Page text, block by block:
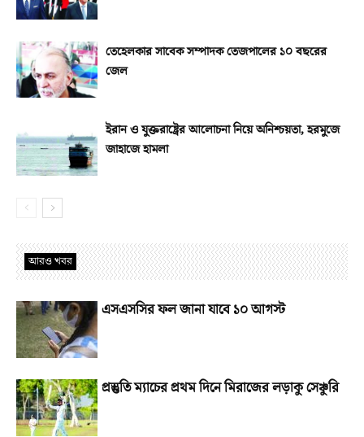
তেহেলকার সাবেক সম্পাদক তেজপালের ১০ বছরের
জেল
ইরান ও যুক্তরাষ্ট্রের আলোচনা নিয়ে অনিশ্চয়তা, হরমুজে
জাহাজে হামলা
আরও খবর
এসএসসির ফল জানা যাবে ১০ আগস্ট
প্রস্তুতি ম্যাচের প্রথম দিনে মিরাজের লড়াকু সেঞ্চুরি